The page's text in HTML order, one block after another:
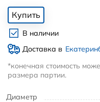
Диаметр
Купить
В наличии
Доставка в
*конечная стоимость
размера партии.